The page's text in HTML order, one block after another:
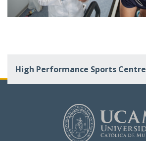
High Performance Sports